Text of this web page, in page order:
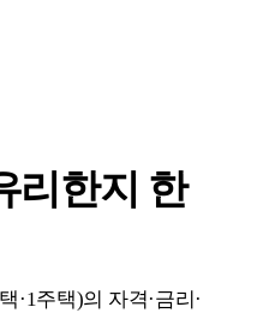
리한지 한
주택)의 자격·금리·